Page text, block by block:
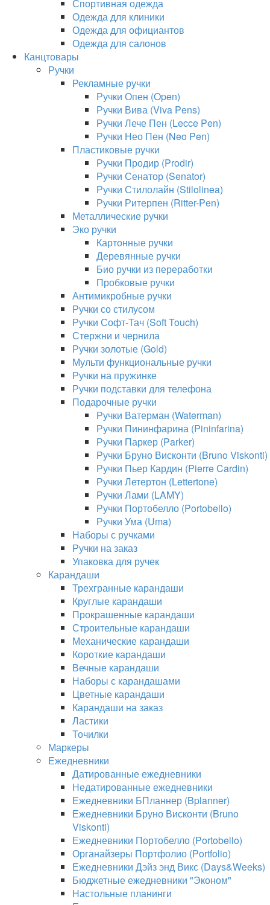
Спортивная одежда
Одежда для клиники
Одежда для официантов
Одежда для салонов
Канцтовары
Ручки
Рекламные ручки
Ручки Опен (Open)
Ручки Вива (Viva Pens)
Ручки Лече Пен (Lecce Pen)
Ручки Нео Пен (Neo Pen)
Пластиковые ручки
Ручки Продир (Prodir)
Ручки Сенатор (Senator)
Ручки Стилолайн (Stilolinea)
Ручки Ритерпен (Ritter-Pen)
Металлические ручки
Эко ручки
Картонные ручки
Деревянные ручки
Био ручки из переработки
Пробковые ручки
Антимикробные ручки
Ручки со стилусом
Ручки Софт-Тач (Soft Touch)
Стержни и чернила
Ручки золотые (Gold)
Мульти функциональные ручки
Ручки на пружинке
Ручки подставки для телефона
Подарочные ручки
Ручки Ватерман (Waterman)
Ручки Пининфарина (Pininfarina)
Ручки Паркер (Parker)
Ручки Бруно Висконти (Bruno Viskonti)
Ручки Пьер Кардин (Pierre Cardin)
Ручки Летертон (Lettertone)
Ручки Лами (LAMY)
Ручки Портобелло (Portobello)
Ручки Ума (Uma)
Наборы с ручками
Ручки на заказ
Упаковка для ручек
Карандаши
Трехгранные карандаши
Круглые карандаши
Прокрашенные карандаши
Строительные карандаши
Механические карандаши
Короткие карандаши
Вечные карандаши
Наборы с карандашами
Цветные карандаши
Карандаши на заказ
Ластики
Точилки
Маркеры
Ежедневники
Датированные ежедневники
Недатированные ежедневники
Ежедневники БПланнер (Bplanner)
Ежедневники Бруно Висконти (Bruno
Viskonti)
Ежедневники Портобелло (Portobello)
Органайзеры Портфолио (Portfolio)
Ежедневники Дэйз энд Викс (Days&Weeks)
Бюджетные ежедневники "Эконом"
Настольные планинги